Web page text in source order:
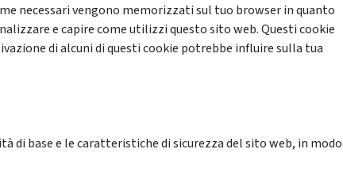
necessari vengono memorizzati sul tuo browser in quanto
e capire come utilizzi questo sito web. Questi cookie
di alcuni di questi cookie potrebbe influire sulla tua
di base e le caratteristiche di sicurezza del sito web, in modo